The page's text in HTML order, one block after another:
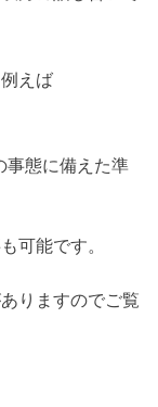
えば
事態に備えた準
可能です。
りますのでご覧